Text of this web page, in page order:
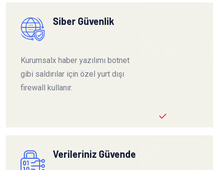
Siber Güvenlik
Kurumsalx haber yazılımı botnet
gibi saldırılar için özel yurt dışı
firewall kullanır.
Verileriniz Güvende